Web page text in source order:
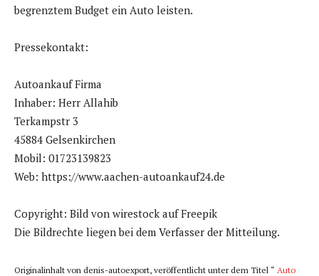
begrenztem Budget ein Auto leisten.
Pressekontakt:
Autoankauf Firma
Inhaber: Herr Allahib
Terkampstr 3
45884 Gelsenkirchen
Mobil: 01723139823
Web: https://www.aachen-autoankauf24.de
Copyright: Bild von wirestock auf Freepik
Die Bildrechte liegen bei dem Verfasser der Mitteilung.
Originalinhalt von denis-autoexport, veröffentlicht unter dem Titel “ Auto